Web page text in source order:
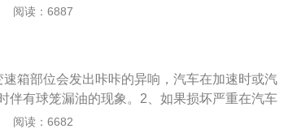
丝和锁片。拧松下支臂球头锁紧板螺丝母，向
球笼的组成：钟型壳，三叉轴承或钢珠，防尘
速万向节的里面没有钢球，而是使用三个带有滚
个轨道里进行滑移。主要用于四驱车的内球笼，
位置，可以向内和向外滑移，以此来适应驱动轴
阅读：6887
箱部位会发出咔咔的异响，汽车在加速时或汽
伴有球笼漏油的现象。2、如果损坏严重在汽车
损坏的情况下，是在车辆给油加速发力的时候才
阅读：6682